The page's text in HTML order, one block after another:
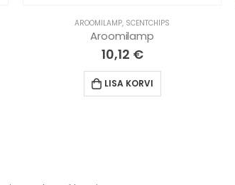
AROOMILAMP, SCENTCHIPS
Aroomilamp
10,12 €
LISA KORVI